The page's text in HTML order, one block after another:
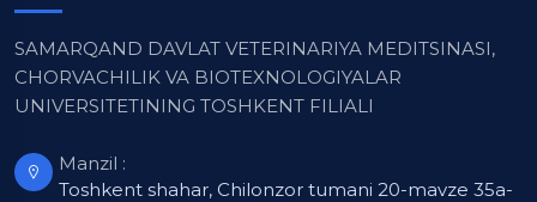
SAMARQAND DAVLAT VETERINARIYA MEDITSINASI,
CHORVACHILIK VA BIOTEXNOLOGIYALAR
UNIVERSITETINING TOSHKENT FILIALI
Manzil :
Toshkent shahar, Chilonzor tumani 20-mavze 35a-